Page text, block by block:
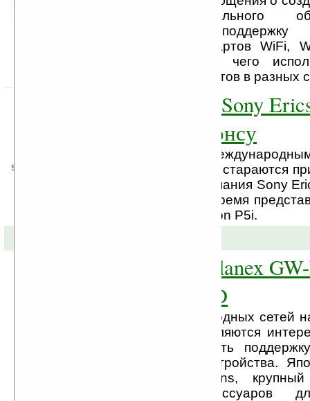
Intel экспериментального
обеспечивающего
беспроводных стандартов WiFi,
(цифровое ТВ), для чего
процессорных элементов в разных
Коммуникатор Sony
готовится к анонсу
К большим
производители всегда стараются
новой продукции. Компания Sony
в самое ближайшее время
модель — Sony Ericsson P5i.
WiFi-адаптер Planex
формате miniSD
С развитием беспроводных сетей
связи все чаще появляются
позволяющие добавить
самые различные устройства.
Planex Communications, крупный
всевозможных аксессуаров